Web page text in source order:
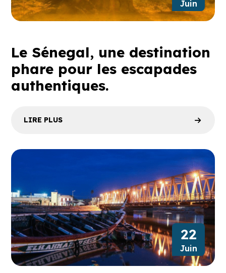
Juin
Le Sénegal, une destination
phare pour les escapades
authentiques.
LIRE PLUS
22
Juin